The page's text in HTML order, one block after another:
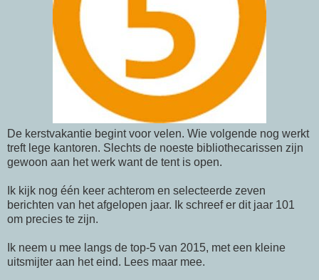
De kerstvakantie begint voor velen. Wie volgende nog werkt
treft lege kantoren. Slechts de noeste bibliothecarissen zijn
gewoon aan het werk want de tent is open.
Ik kijk nog één keer achterom en selecteerde zeven
berichten van het afgelopen jaar. Ik schreef er dit jaar 101
om precies te zijn.
Ik neem u mee langs de top-5 van 2015, met een kleine
uitsmijter aan het eind. Lees maar mee.